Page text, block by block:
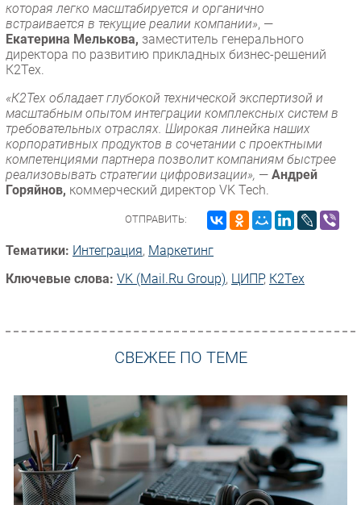
которая легко масштабируется и органично
встраивается в текущие реалии компании», —
Екатерина Мелькова, заместитель генерального
директора по развитию прикладных бизнес-решений
К2Тех.
«К2Тех обладает глубокой технической экспертизой и
масштабным опытом интеграции комплексных систем в
требовательных отраслях. Широкая линейка наших
корпоративных продуктов в сочетании с проектными
компетенциями партнера позволит компаниям быстрее
реализовывать стратегии цифровизации», — Андрей
Горяйнов, коммерческий директор VK Tech.
ОТПРАВИТЬ:
Тематики: Интеграция, Маркетинг
Ключевые слова: VK (Mail.Ru Group), ЦИПР, К2Тех
СВЕЖЕЕ ПО ТЕМЕ